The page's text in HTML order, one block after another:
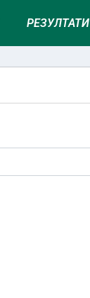
РЕЗУЛТАТИ